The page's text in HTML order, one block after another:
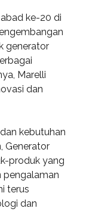
ke-20 di
generator
Marelli
dan
kebutuhan
Generator
produk yang
pengalaman
terus
dan